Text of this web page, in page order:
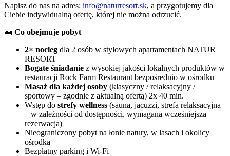
Napisz do nas na adres: info@naturresort.sk, a przygotujemy dla
Ciebie indywidualną ofertę, której nie można odrzucić.
🛌 Co obejmuje pobyt
2× nocleg dla 2 osób w stylowych apartamentach NATUR
RESORT
Bogate śniadanie z wysokiej jakości lokalnych produktów w
restauracji Rock Farm Restaurant bezpośrednio w ośrodku
Masaż dla każdej osoby (klasyczny / relaksacyjny /
sportowy – zgodnie z aktualną ofertą) 2x 40 min.
Wstęp do strefy wellness (sauna, jacuzzi, strefa relaksacyjna
– w zależności od dostępności, wymagana wcześniejsza
rezerwacja)
Nieograniczony pobyt na łonie natury, w lasach i okolicy
ośrodka
Bezpłatny parking i Wi-Fi